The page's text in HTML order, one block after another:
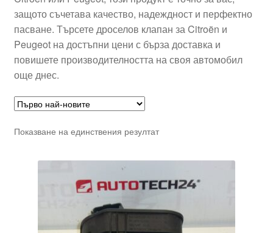
Транспорт
защото съчетава качество, надеждност и перфектно
пасване. Търсете дроселов клапан за Citroën и
Peugeot на достъпни цени с бърза доставка и
повишете производителността на своя автомобил
още днес.
Показване на единствения резултат